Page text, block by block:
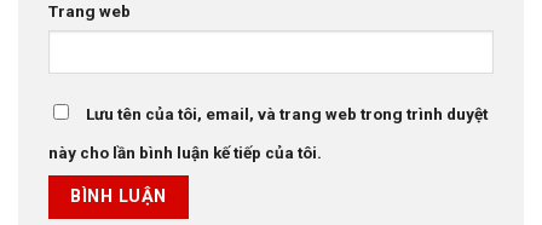
Trang web
Lưu tên của tôi, email, và trang web trong trình duyệt
này cho lần bình luận kế tiếp của tôi.